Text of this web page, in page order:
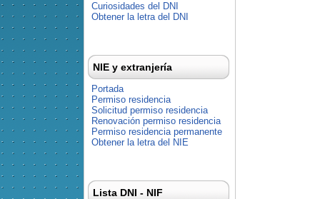
Curiosidades del DNI
Obtener la letra del DNI
NIE y extranjería
Portada
Permiso residencia
Solicitud permiso residencia
Renovación permiso residencia
Permiso residencia permanente
Obtener la letra del NIE
Lista DNI - NIF